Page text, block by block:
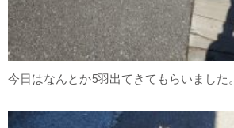
今日はなんとか5羽出てきてもらいました。